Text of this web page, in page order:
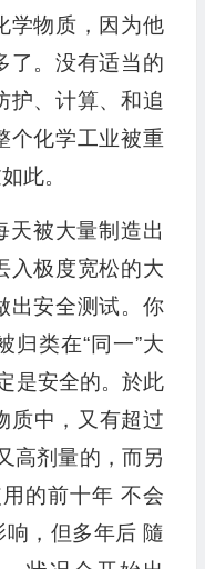
学物质，因为他
了。没有适当的
护、计算、和追
个化学工业被重
此。
天被大量制造出
入极度宽松的大
出安全测试。你
归类在“同一”大
是安全的。於此
质中，又有超过
高剂量的，而另
的前十年 不会
，但多年后 隨